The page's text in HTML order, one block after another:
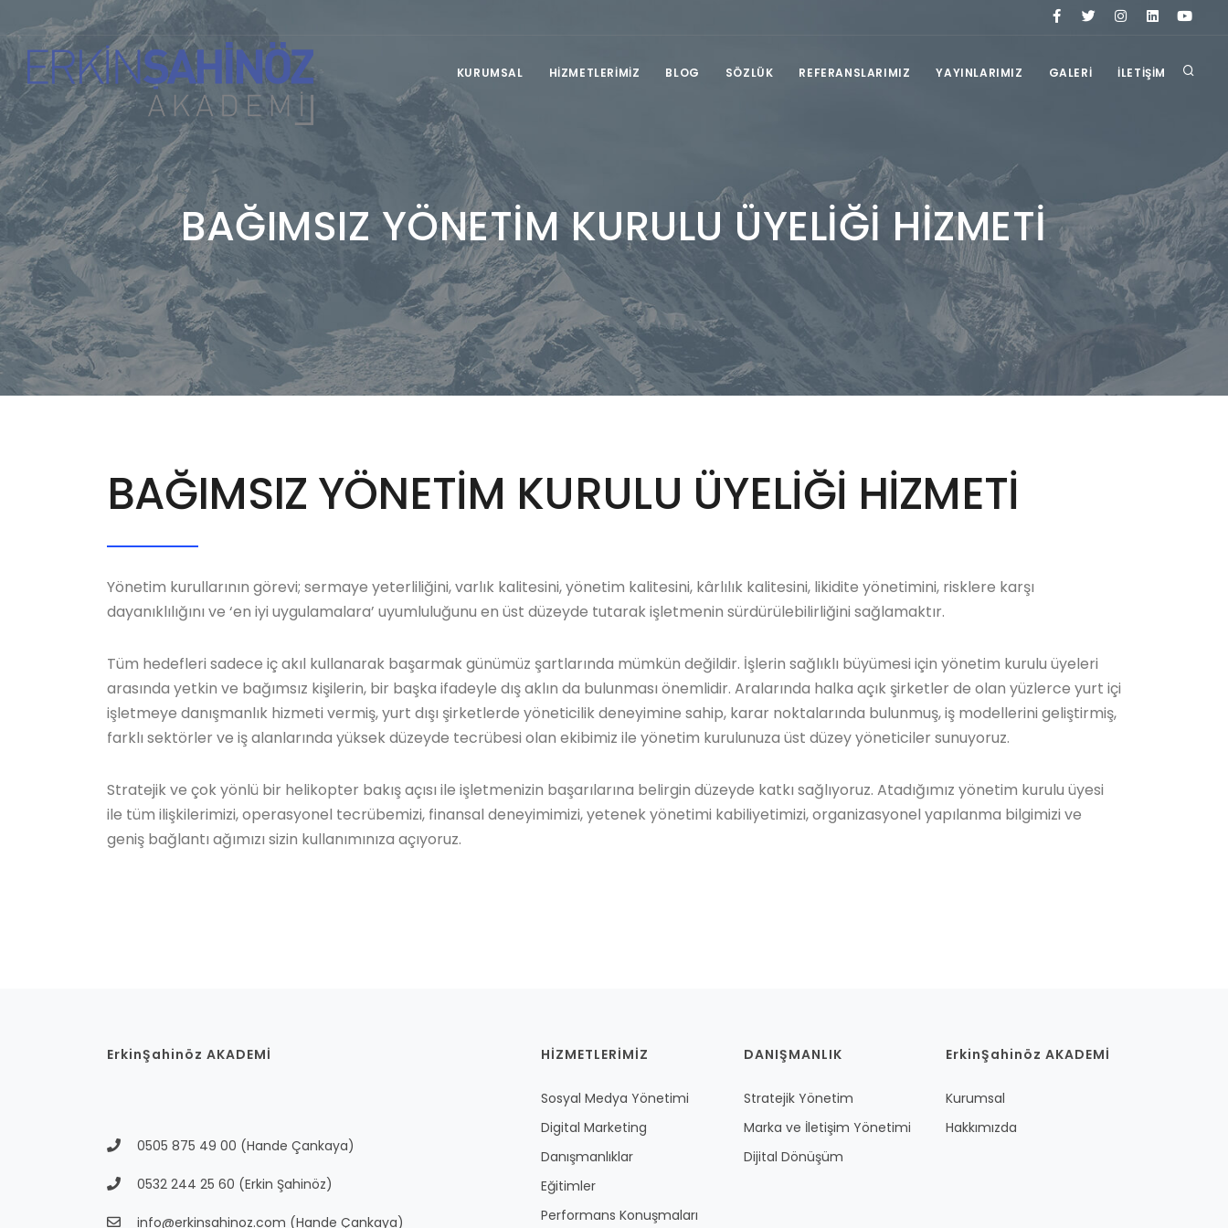
KURUMSAL HİZMETLERİMİZ BLOG SÖZLÜK REFERANSLARIMIZ YAYINLARIMIZ GALERİ İLETİŞİM
BAĞIMSIZ YÖNETİM KURULU ÜYELİĞİ HİZMETİ
BAĞIMSIZ YÖNETİM KURULU ÜYELİĞİ HİZMETİ
Yönetim kurullarının görevi; sermaye yeterliliğini, varlık kalitesini, yönetim kalitesini, kârlılık kalitesini, likidite yönetimini, risklere karşı
dayanıklılığını ve ‘en iyi uygulamalara’ uyumluluğunu en üst düzeyde tutarak işletmenin sürdürülebilirliğini sağlamaktır.
Tüm hedefleri sadece iç akıl kullanarak başarmak günümüz şartlarında mümkün değildir. İşlerin sağlıklı büyümesi için yönetim kurulu üyeleri
arasında yetkin ve bağımsız kişilerin, bir başka ifadeyle dış aklın da bulunması önemlidir. Aralarında halka açık şirketler de olan yüzlerce yurt içi
işletmeye danışmanlık hizmeti vermiş, yurt dışı şirketlerde yöneticilik deneyimine sahip, karar noktalarında bulunmuş, iş modellerini geliştirmiş,
farklı sektörler ve iş alanlarında yüksek düzeyde tecrübesi olan ekibimiz ile yönetim kurulunuza üst düzey yöneticiler sunuyoruz.
Stratejik ve çok yönlü bir helikopter bakış açısı ile işletmenizin başarılarına belirgin düzeyde katkı sağlıyoruz. Atadığımız yönetim kurulu üyesi
ile tüm ilişkilerimizi, operasyonel tecrübemizi, finansal deneyimimizi, yetenek yönetimi kabiliyetimizi, organizasyonel yapılanma bilgimizi ve
geniş bağlantı ağımızı sizin kullanımınıza açıyoruz.
ErkinŞahinöz AKADEMİ
0505 875 49 00 (Hande Çankaya)
0532 244 25 60 (Erkin Şahinöz)
info@erkinsahinoz.com (Hande Çankaya)
HİZMETLERİMİZ
Sosyal Medya Yönetimi
Digital Marketing
Danışmanlıklar
Eğitimler
Performans Konuşmaları
DANIŞMANLIK
Stratejik Yönetim
Marka ve İletişim Yönetimi
Dijital Dönüşüm
ErkinŞahinöz AKADEMİ
Kurumsal
Hakkımızda